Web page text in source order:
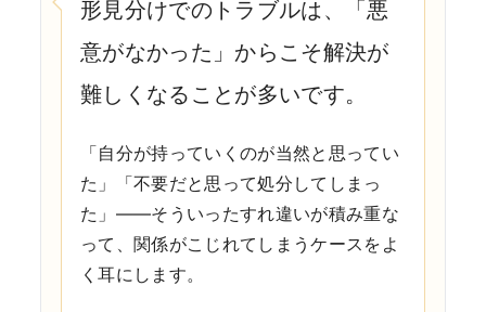
形見分けでのトラブルは、「悪
意がなかった」からこそ解決が
難しくなることが多いです。
「自分が持っていくのが当然と思ってい
た」「不要だと思って処分してしまっ
た」——そういったすれ違いが積み重な
って、関係がこじれてしまうケースをよ
く耳にします。